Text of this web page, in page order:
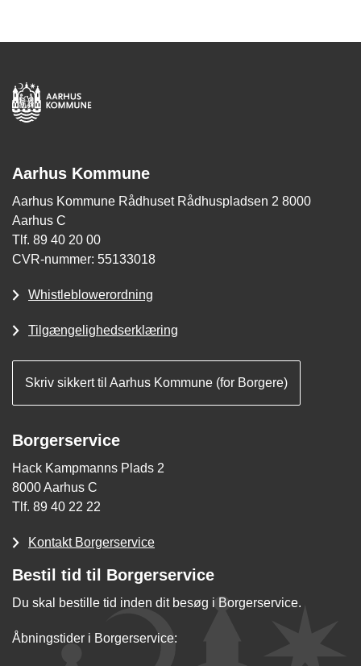
Aarhus Kommune
Aarhus Kommune Rådhuset Rådhuspladsen 2 8000
Aarhus C
Tlf. 89 40 20 00
CVR-nummer: 55133018
Whistleblowerordning
Tilgængelighedserklæring
Skriv sikkert til Aarhus Kommune (for Borgere)
Borgerservice
Hack Kampmanns Plads 2
8000 Aarhus C
Tlf. 89 40 22 22
Kontakt Borgerservice
Bestil tid til Borgerservice
Du skal bestille tid inden dit besøg i Borgerservice.
Åbningstider i Borgerservice: